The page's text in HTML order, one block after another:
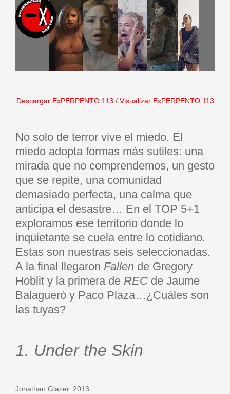
Descargar ExPERPENTO 113 / Visualizar ExPERPENTO 113
No solo de terror vive el miedo. El
miedo adopta formas más sutiles: una
mirada que no comprendemos, un gesto
que se repite, una comunidad
demasiado perfecta, una calma que
anticipa el desastre… En el TOP 5+1
exploramos ese territorio donde lo
inquietante se cuela entre lo cotidiano.
Estas son nuestras seis seleccionadas.
A la final llegaron Fallen de Gregory
Hoblit y la primera de REC de Jaume
Balagueró y Paco Plaza…¿Cuáles son
las tuyas?
1. Under the Skin
Jonathan Glazer. 2013